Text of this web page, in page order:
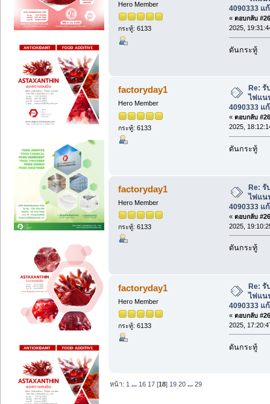
Hero Member
กระทู้: 6133
4090333 แ
« ตอบกลับ
2025,
ดันกระทู้
factoryday1
Hero Member
กระทู้: 6133
Re:
ไฟแน
4090333 แ
« ตอบกลับ
2025,
ดันกระทู้
factoryday1
Hero Member
กระทู้: 6133
Re: รั
ไฟแน
4090333 แ
« ตอบกลับ
2025,
ดันกระทู้
factoryday1
Hero Member
กระทู้: 6133
Re: รั
ไฟแน
4090333 แ
« ตอบกลับ
2025,
ดันกระทู้
หน้า: 1 ... 16 17 [18] 19 20 ...29